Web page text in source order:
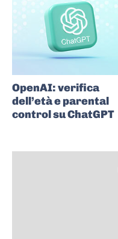
OpenAI: verifica
dell’età e parental
control su ChatGPT